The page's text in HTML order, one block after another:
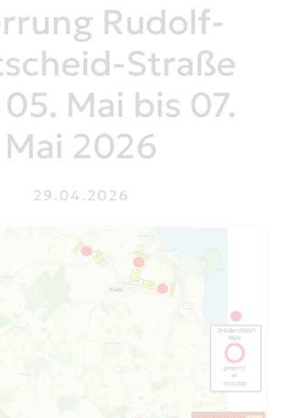
Rudolf-
Straße
Mai bis 07.
Mai 2026
29.04.2026